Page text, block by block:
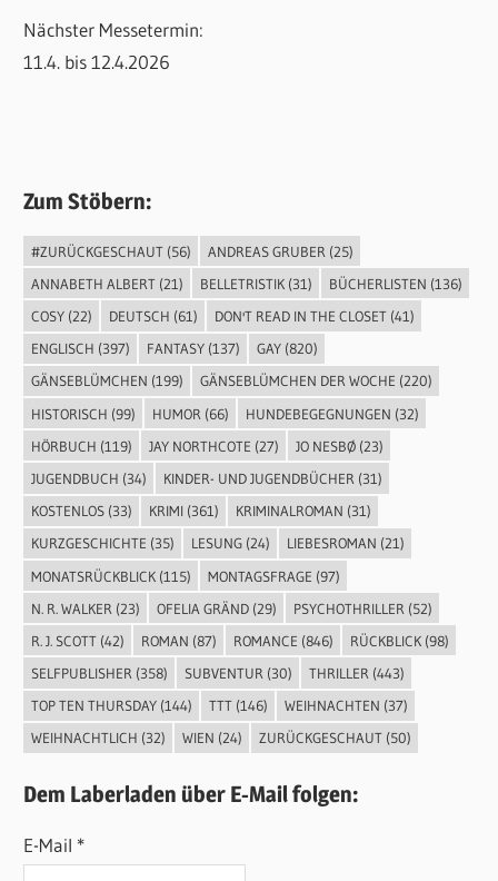
Nächster Messetermin:
11.4. bis 12.4.2026
Zum Stöbern:
#ZURÜCKGESCHAUT(56) ANDREAS GRUBER (25)
ANNABETH ALBERT(21) BELLETRISTIK(31) BÜCHERLISTEN (136)
COSY(22) DEUTSCH (61) DON'T READ IN THE CLOSET(41)
ENGLISCH (397) FANTASY(137) GAY(820)
GÄNSEBLÜMCHEN (199) GÄNSEBLÜMCHEN DER WOCHE (220)
HISTORISCH (99) HUMOR (66) HUNDEBEGEGNUNGEN (32)
HÖRBUCH (119) JAY NORTHCOTE (27) JO NESBØ(23)
JUGENDBUCH (34) KINDER- UND JUGENDBÜCHER (31)
KOSTENLOS(33) KRIMI(361) KRIMINALROMAN (31)
KURZGESCHICHTE (35) LESUNG(24) LIEBESROMAN (21)
MONATSRÜCKBLICK(115) MONTAGSFRAGE (97)
N. R. WALKER (23) OFELIA GRÄND(29) PSYCHOTHRILLER (52)
R. J. SCOTT(42) ROMAN (87) ROMANCE (846) RÜCKBLICK(98)
SELFPUBLISHER (358) SUBVENTUR (30) THRILLER (443)
TOP TEN THURSDAY(144) TTT(146) WEIHNACHTEN (37)
WEIHNACHTLICH (32) WIEN (24) ZURÜCKGESCHAUT(50)
Dem Laberladen über E-Mail folgen:
E-Mail *